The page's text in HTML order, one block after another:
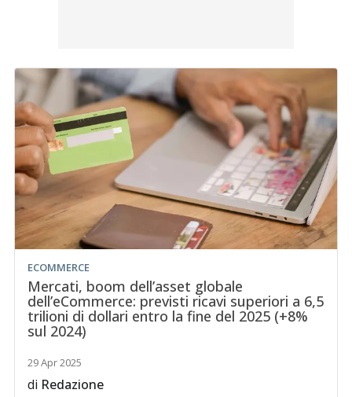
ECOMMERCE
Mercati, boom dell’asset globale
dell’eCommerce: previsti ricavi superiori a 6,5
trilioni di dollari entro la fine del 2025 (+8%
sul 2024)
29 Apr 2025
di Redazione